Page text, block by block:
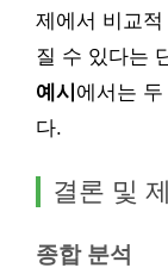
제에서 비교
질 수 있다는
예시 에서는
다.
결론 및
종합 분석